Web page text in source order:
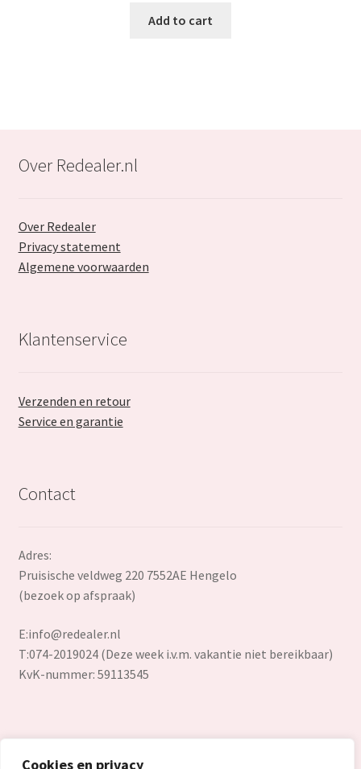
Cookies en privacy
was:
Add to cart
Over Redealer.nl
Over Redealer
Privacy statement
Algemene voorwaarden
Klantenservice
Verzenden en retour
Service en garantie
Contact
Adres:
Pruisische veldweg 220 7552AE Hengelo
(bezoek op afspraak)
E:info@redealer.nl
T:074-2019024 (Deze week i.v.m. vakantie niet bereikbaar)
KvK-nummer: 59113545